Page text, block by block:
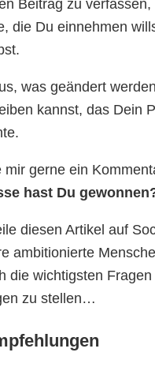
Beitrag zu
die Du einnehmen
was geändert
kannst, das Dein
mir gerne ein
hast Du
diesen Artikel auf
ambitionierte
die wichtigsten
zu stellen…